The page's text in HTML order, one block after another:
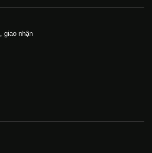
giao nhận